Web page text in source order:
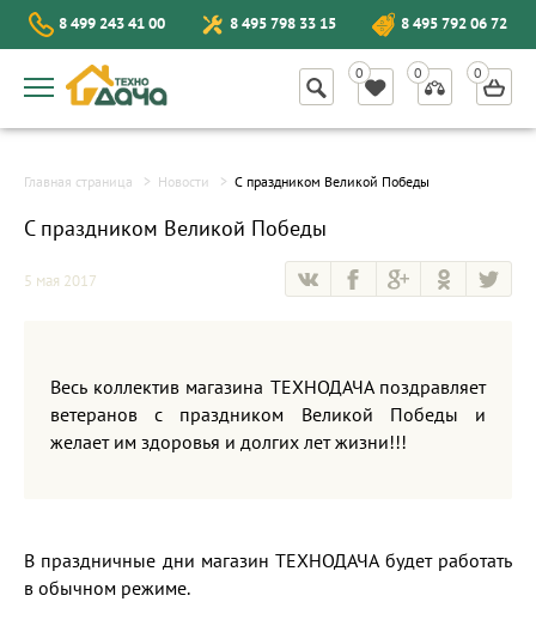
8 499 243 41 00 8 495 798 33 15 8 495 792 06 72
Главная страница Новости С праздником Великой Победы
С праздником Великой Победы
5 мая 2017
Весь коллектив магазина ТЕХНОДАЧА поздравляет
ветеранов с праздником Великой Победы и
желает им здоровья и долгих лет жизни!!!
В праздничные дни магазин ТЕХНОДАЧА будет работать
в обычном режиме.